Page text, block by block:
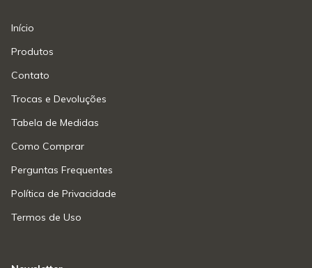
Início
Produtos
Contato
Trocas e Devoluções
Tabela de Medidas
Como Comprar
Perguntas Frequentes
Política de Privacidade
Termos de Uso